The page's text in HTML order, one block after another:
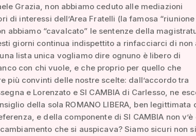
Grazia, non abbiamo ceduto alle mediazioni
di interessi dell’Area Fratelli (la famosa
abbiamo “cavalcato” le sentenze della
giorni continua indispettito a rinfacciarci di non
lista unica vogliamo dire ognuno è libero di
con chi vuole, e che proprio per quello che
più convinti delle nostre scelte: dall’accordo tra
e Lorenzato e SI CAMBIA di Carlesso, ne
della sola ROMANO LIBERA, ben legittimata
e della componente di SI CAMBIA non v’è
che si auspicava? Siamo sicuri non